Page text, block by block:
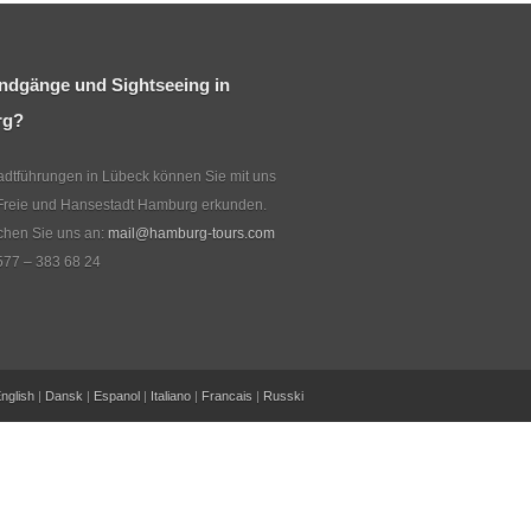
und Sightseeing in
in Lübeck können Sie mit uns
und Hansestadt Hamburg erkunden.
Sie uns an: mail@hamburg-tours.com
– 383 68 24
| Dansk | Espanol | Italiano | Francais | Russki